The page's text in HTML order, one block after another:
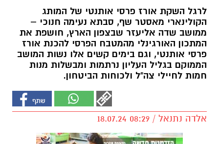
לרגל השקת אורז פרסי אותנטי של המותג
הקולינארי מאסטר שף, סבתא נעימה חנוכי –
ממושב שדה אליעזר שבצפון הארץ, חושפת את
המתכון האורגינלי מהמטבח הפרסי להכנת אורז
פרסי אותנטי, וגם בימים קשים אלו נשות המושב
הממוקם בגליל העליון נרתמות ומבשלות מנות
חמות לחיילי צה"ל ולכוחות הביטחון.
אלדה נתנאל / 08:29 18.07.24